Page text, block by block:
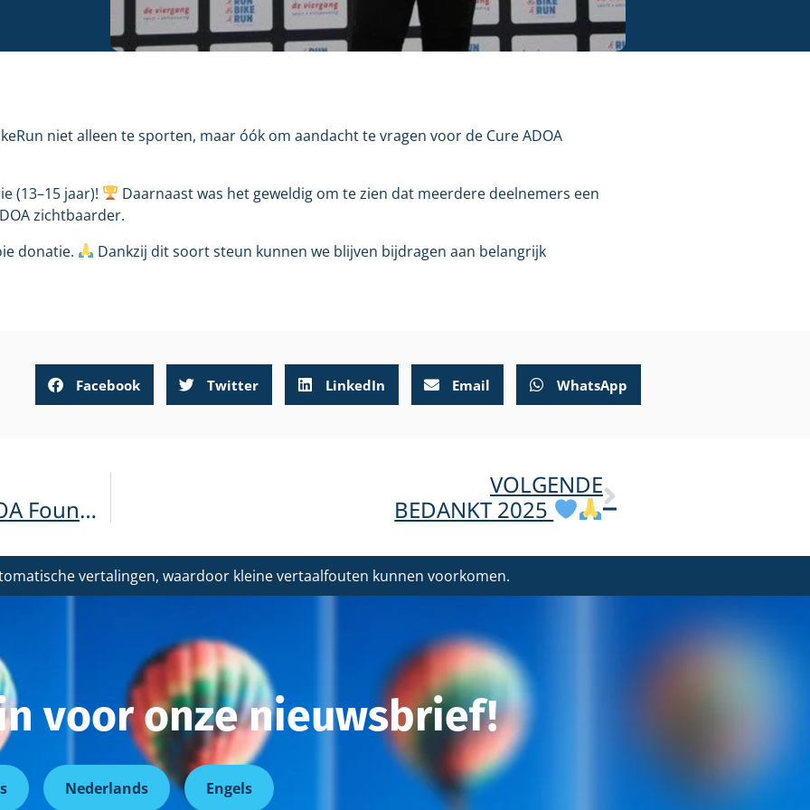
niet alleen te sporten, maar óók om aandacht te vragen voor de Cure ADOA
(13–15 jaar)!
Daarnaast was het geweldig om te zien dat meerdere deelnemers een
zichtbaarder.
donatie.
Dankzij dit soort steun kunnen we blijven bijdragen aan belangrijk
Facebook Twitter LinkedIn Email WhatsApp
Namens het bestuur van de Cure ADOA Foundation wensen we al onze volgers, vrijwilligers en donateurs hele fijne feestdagen toe!
VOLGENDE
BEDANKT 2025
vertalingen, waardoor kleine vertaalfouten kunnen voorkomen.
voor onze nieuwsbrief!
Nederlands Engels